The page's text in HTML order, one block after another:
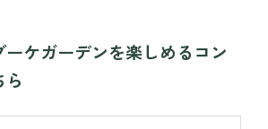
ーケガーデンを楽しめるコン